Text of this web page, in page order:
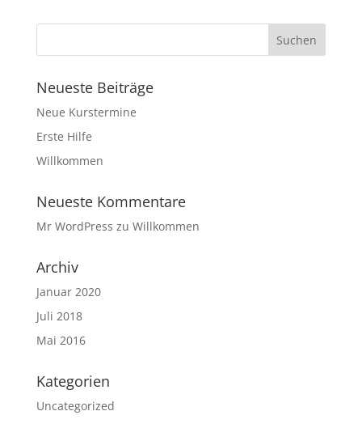
Neueste Beiträge
Neue Kurstermine
Erste Hilfe
Willkommen
Neueste Kommentare
Mr WordPress zu Willkommen
Archiv
Januar 2020
Juli 2018
Mai 2016
Kategorien
Uncategorized